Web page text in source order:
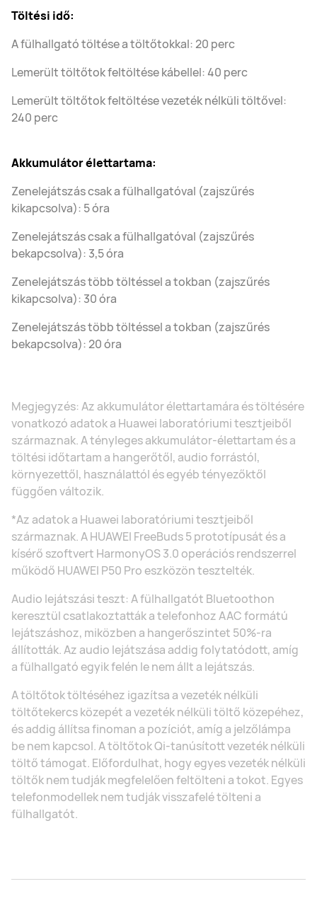
Töltési idő:
A fülhallgató töltése a töltőtokkal: 20 perc
Lemerült töltőtok feltöltése kábellel: 40 perc
Lemerült töltőtok feltöltése vezeték nélküli töltővel:
240 perc
Akkumulátor élettartama:
Zenelejátszás csak a fülhallgatóval (zajszűrés
kikapcsolva): 5 óra
Zenelejátszás csak a fülhallgatóval (zajszűrés
bekapcsolva): 3,5 óra
Zenelejátszás több töltéssel a tokban (zajszűrés
kikapcsolva): 30 óra
Zenelejátszás több töltéssel a tokban (zajszűrés
bekapcsolva): 20 óra
Megjegyzés: Az akkumulátor élettartamára és töltésére
vonatkozó adatok a Huawei laboratóriumi tesztjeiből
származnak. A tényleges akkumulátor-élettartam és a
töltési időtartam a hangerőtől, audio forrástól,
környezettől, használattól és egyéb tényezőktől
függően változik.
*Az adatok a Huawei laboratóriumi tesztjeiből
származnak. A HUAWEI FreeBuds 5 prototípusát és a
kísérő szoftvert HarmonyOS 3.0 operációs rendszerrel
működő HUAWEI P50 Pro eszközön tesztelték.
Audio lejátszási teszt: A fülhallgatót Bluetoothon
keresztül csatlakoztatták a telefonhoz AAC formátú
lejátszáshoz, miközben a hangerőszintet 50%-ra
állították. Az audio lejátszása addig folytatódott, amíg
a fülhallgató egyik felén le nem állt a lejátszás.
A töltőtok töltéséhez igazítsa a vezeték nélküli
töltőtekercs közepét a vezeték nélküli töltő közepéhez,
és addig állítsa finoman a pozíciót, amíg a jelzőlámpa
be nem kapcsol. A töltőtok Qi-tanúsított vezeték nélküli
töltő támogat. Előfordulhat, hogy egyes vezeték nélküli
töltők nem tudják megfelelően feltölteni a tokot. Egyes
telefonmodellek nem tudják visszafelé tölteni a
fülhallgatót.